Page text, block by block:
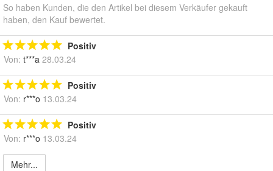
So haben Kunden, die den Artikel bei diesem Verkäufer gekauft
haben, den Kauf bewertet.
Positiv
Von: t***a 28.03.24
Positiv
Von: r***o 13.03.24
Positiv
Von: r***o 13.03.24
Mehr...